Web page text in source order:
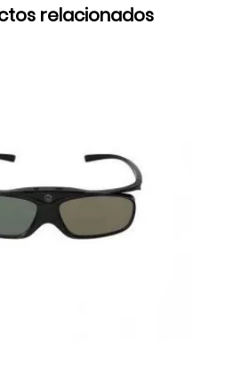
relacionados